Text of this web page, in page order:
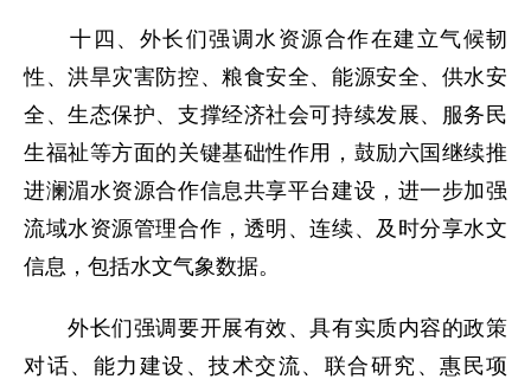
十四、外长们强调水资源合作在建立气候韧
性、洪旱灾害防控、粮食安全、能源安全、供水安
全、生态保护、支撑经济社会可持续发展、服务民
生福祉等方面的关键基础性作用，鼓励六国继续推
进澜湄水资源合作信息共享平台建设，进一步加强
流域水资源管理合作，透明、连续、及时分享水文
信息，包括水文气象数据。
外长们强调要开展有效、具有实质内容的政策
对话、能力建设、技术交流、联合研究、惠民项